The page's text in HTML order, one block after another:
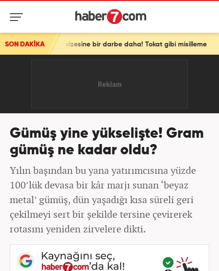
SON DAKİKA
vizesine bir darbe daha! Tokat gibi misilleme
Gümüş yine yükselişte! Gram
gümüş ne kadar oldu?
Yılın başından bu yana yatırımcısına yüzde
100’lük devasa bir kâr marjı sunan ‘beyaz
metal’ gümüş, dün yaşadığı kısa süreli geri
çekilmeyi sert bir şekilde tersine çevirerek
rotasını yeniden zirvelere dikti.